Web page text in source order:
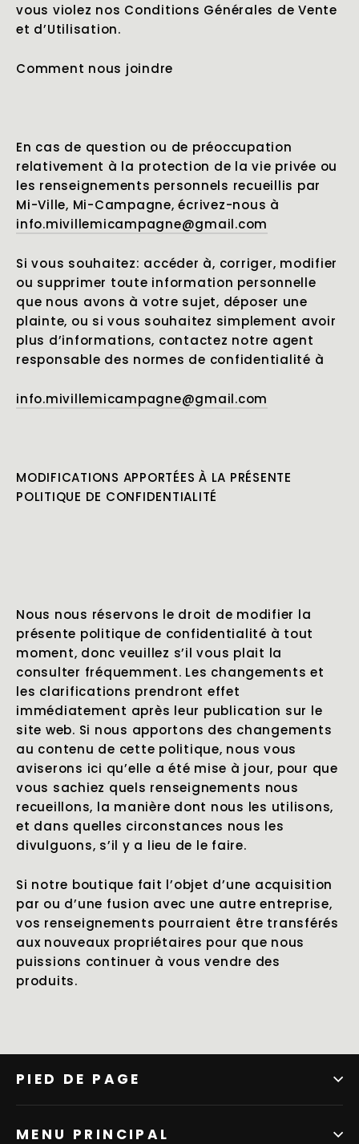
vous violez nos Conditions Générales de Vente
et d’Utilisation.
Comment nous joindre
En cas de question ou de préoccupation
relativement à la protection de la vie privée ou
les renseignements personnels recueillis par
Mi-Ville, Mi-Campagne, écrivez-nous à
info.mivillemicampagne@gmail.com
Si vous souhaitez: accéder à, corriger, modifier
ou supprimer toute information personnelle
que nous avons à votre sujet, déposer une
plainte, ou si vous souhaitez simplement avoir
plus d’informations, contactez notre agent
responsable des normes de confidentialité à
info.mivillemicampagne@gmail.com
MODIFICATIONS APPORTÉES À LA PRÉSENTE
POLITIQUE DE CONFIDENTIALITÉ
Nous nous réservons le droit de modifier la
présente politique de confidentialité à tout
moment, donc veuillez s’il vous plait la
consulter fréquemment. Les changements et
les clarifications prendront effet
immédiatement après leur publication sur le
site web. Si nous apportons des changements
au contenu de cette politique, nous vous
aviserons ici qu’elle a été mise à jour, pour que
vous sachiez quels renseignements nous
recueillons, la manière dont nous les utilisons,
et dans quelles circonstances nous les
divulguons, s’il y a lieu de le faire.
Si notre boutique fait l’objet d’une acquisition
par ou d’une fusion avec une autre entreprise,
vos renseignements pourraient être transférés
aux nouveaux propriétaires pour que nous
puissions continuer à vous vendre des
produits.
PIED DE PAGE
MENU PRINCIPAL